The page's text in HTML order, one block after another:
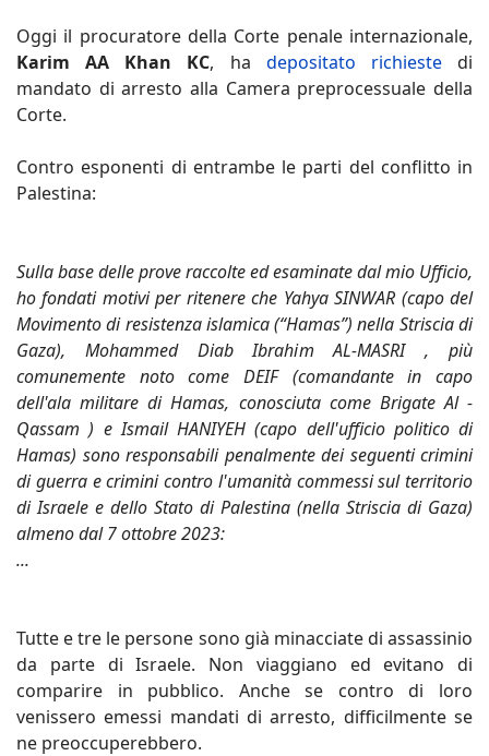
Oggi il procuratore della Corte penale internazionale,
Karim AA Khan KC, ha depositato richiestedi
mandato di arresto alla Camera preprocessuale della
Corte.
Contro esponenti di entrambe le parti del conflitto in
Palestina:
Sulla base delle prove raccolte ed esaminate dal mio Ufficio,
ho fondati motivi per ritenere che Yahya SINWAR (capo del
Movimento di resistenza islamica (“Hamas”) nella Striscia di
Gaza), Mohammed Diab Ibrahim AL-MASRI , più
comunemente noto come DEIF (comandante in capo
dell'ala militare di Hamas, conosciuta come Brigate Al -
Qassam ) e Ismail HANIYEH (capo dell'ufficio politico di
Hamas) sono responsabili penalmente dei seguenti crimini
di guerra e crimini contro l'umanità commessi sul territorio
di Israele e dello Stato di Palestina (nella Striscia di Gaza)
almeno dal 7 ottobre 2023:
...
Tutte e tre le persone sono già minacciate di assassinio
da parte di Israele. Non viaggiano ed evitano di
comparire in pubblico. Anche se contro di loro
venissero emessi mandati di arresto, difficilmente se
ne preoccuperebbero.